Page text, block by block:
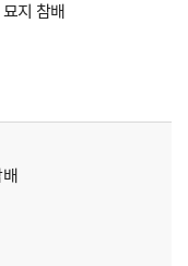
지 참배